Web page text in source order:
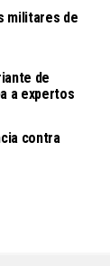
militares de
de
a expertos
contra